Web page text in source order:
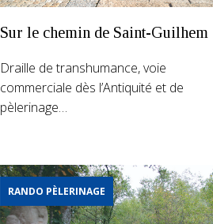
Sur le chemin de Saint-Guilhem
Draille de transhumance, voie
commerciale dès l’Antiquité et de
pèlerinage…
RANDO PÈLERINAGE